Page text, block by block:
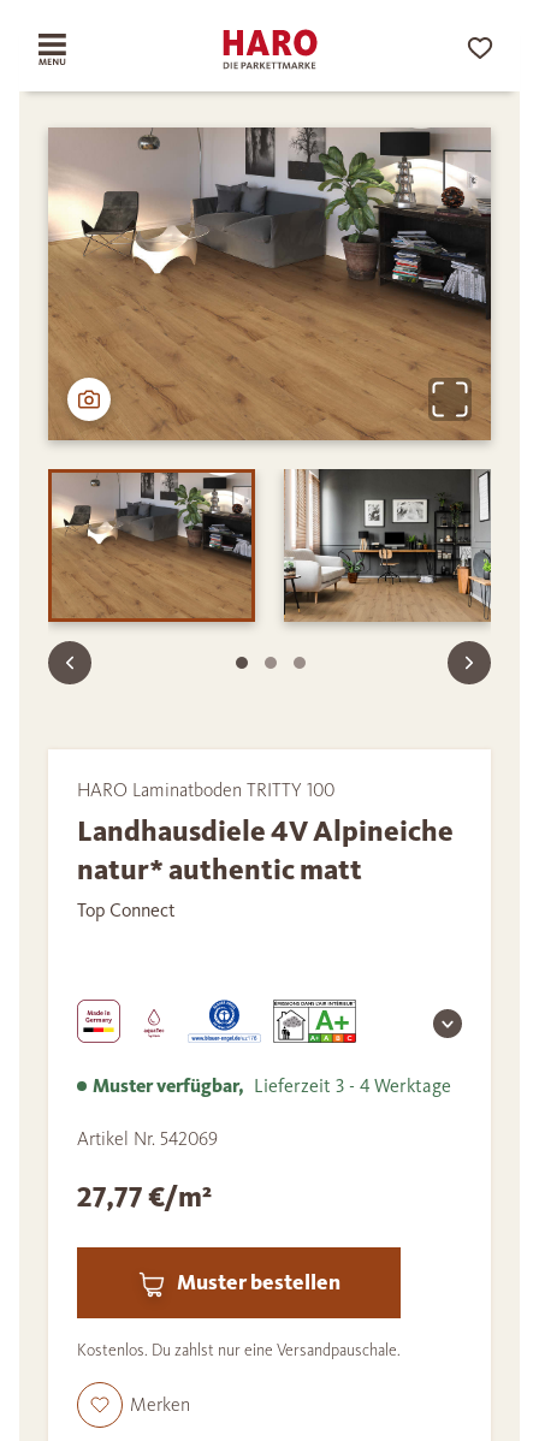
HARO Laminatboden TRITTY 100
Landhausdiele 4V Alpineiche
natur* authentic matt
Top Connect
Muster verfügbar, Lieferzeit 3 - 4 Werktage
Artikel Nr. 542069
27,77 €/m²
Muster bestellen
Kostenlos. Du zahlst nur eine Versandpauschale.
Merken